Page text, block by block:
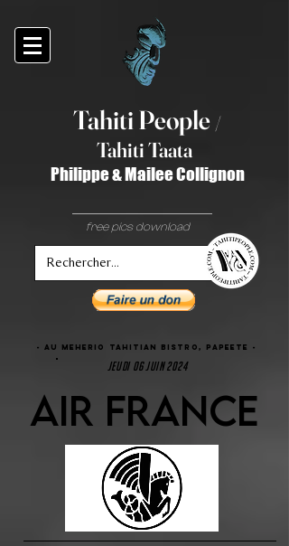
Tahiti People /
Tahiti Taata
Philippe & Mailee Collignon
free pics download
- AU Meherio Tahitian bistro, PAPEETE -
jeudi 06 juin 2024
AIR FRANCE